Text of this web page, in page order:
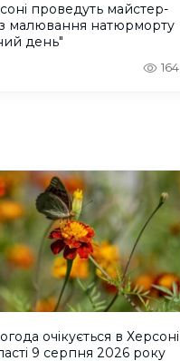
проведуть майстер-
малювання натюрморту
день"
164
очікується в Херсоні
9 серпня 2026 року